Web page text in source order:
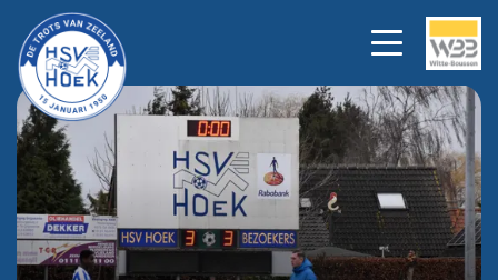
Deze middag trad Hoek 2 aan Bekijk